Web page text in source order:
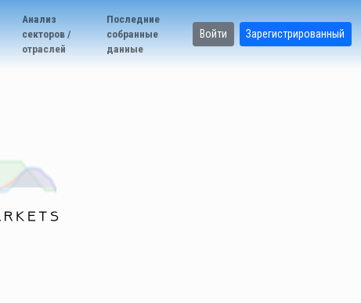
Анализ
секторов /
отраслей
Последние
собранные
данные
Войти Зарегистрированный